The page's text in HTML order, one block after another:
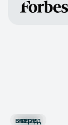
назад
вперед